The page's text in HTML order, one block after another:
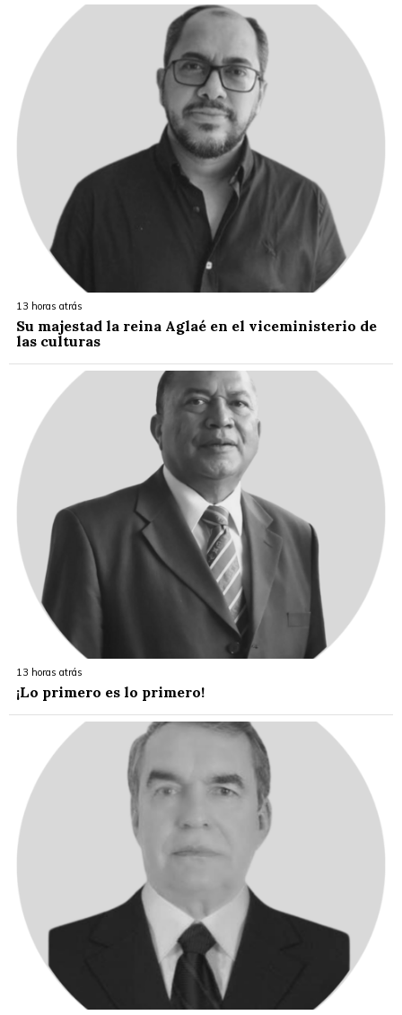
13 horas atrás
Su majestad la reina Aglaé en el viceministerio de
las culturas
13 horas atrás
¡Lo primero es lo primero!